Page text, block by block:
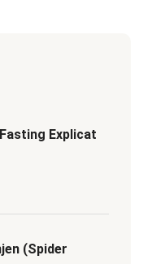
Explicat
(Spider